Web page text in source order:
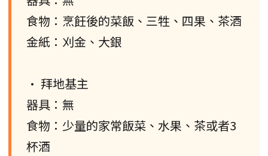
食物：烹飪後的菜飯、三牲、四果、茶酒
金紙：刈金、大銀
• 拜地基主
器具：無
食物：少量的家常飯菜、水果、茶或者3
杯酒